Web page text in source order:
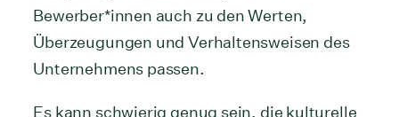
Bewerber*innen auch zu den Werten,
Überzeugungen und Verhaltensweisen des
Unternehmens passen.
Es kann schwierig genug sein, die kulturelle